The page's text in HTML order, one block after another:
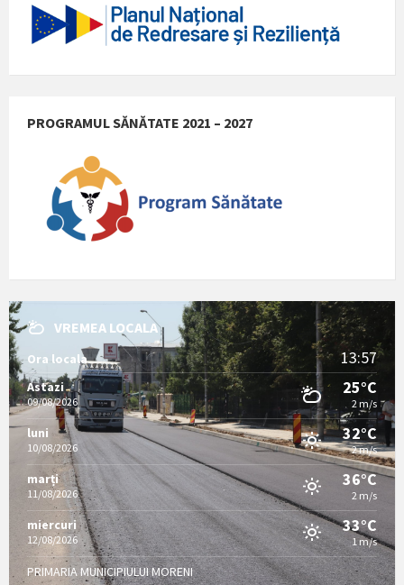
PROGRAMUL SĂNĂTATE 2021 – 2027
VREMEA LOCALA
Ora locala 13:57
Astazi
09/08/2026
25°C
2 m/s
luni
10/08/2026
32°C
2 m/s
marți
11/08/2026
36°C
2 m/s
miercuri
12/08/2026
33°C
1 m/s
PRIMARIA MUNICIPIULUI MORENI